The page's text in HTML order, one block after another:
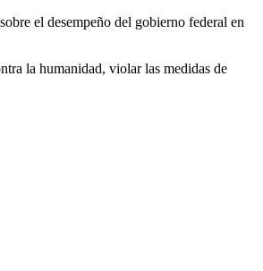
el desempeño del gobierno federal en
la humanidad, violar las medidas de